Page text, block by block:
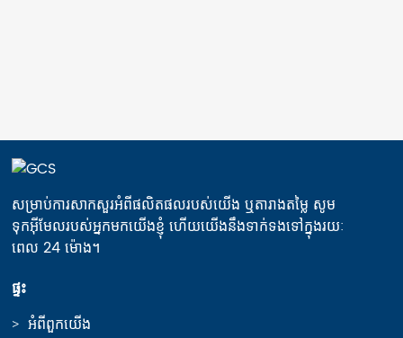
សម្រាប់ការសាកសួរអំពីផលិតផលរបស់យើង ឬតារាងតម្លៃ សូម
ទុកអ៊ីមែលរបស់អ្នកមកយើងខ្ញុំ ហើយយើងនឹងទាក់ទងទៅក្នុងរយៈ
ពេល 24 ម៉ោង។
ផ្ទះ
អំពីពួកយើង